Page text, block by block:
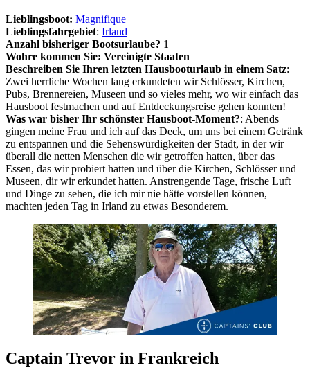
Lieblingsboot: Magnifique
Lieblingsfahrgebiet: Irland
Anzahl bisheriger Bootsurlaube? 1
Wohre kommen Sie: Vereinigte Staaten
Beschreiben Sie Ihren letzten Hausbooturlaub in einem Satz:
Zwei herrliche Wochen lang erkundeten wir Schlösser, Kirchen,
Pubs, Brennereien, Museen und so vieles mehr, wo wir einfach das
Hausboot festmachen und auf Entdeckungsreise gehen konnten!
Was war bisher Ihr schönster Hausboot-Moment?: Abends
gingen meine Frau und ich auf das Deck, um uns bei einem Getränk
zu entspannen und die Sehenswürdigkeiten der Stadt, in der wir
überall die netten Menschen die wir getroffen hatten, über das
Essen, das wir probiert hatten und über die Kirchen, Schlösser und
Museen, dir wir erkundet hatten. Anstrengende Tage, frische Luft
und Dinge zu sehen, die ich mir nie hätte vorstellen können,
machten jeden Tag in Irland zu etwas Besonderem.
Captain Trevor in Frankreich